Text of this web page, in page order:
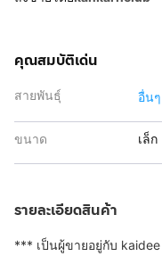
คุณสมบัติเด่น
สายพันธุ์ อื่นๆ
ขนาด เล็ก
รายละเอียดสินค้า
*** เป็นผู้ขายอยู่กับ